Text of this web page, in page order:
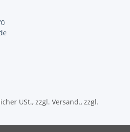
USt., zzgl. Versand., zzgl.